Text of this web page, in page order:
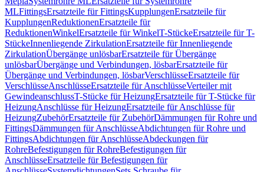
MLFittingsErsatzteile für FittingsKupplungenErsatzteile für
KupplungenReduktionenErsatzteile für
ReduktionenWinkelErsatzteile für WinkelT-StückeErsatzteile für T-
StückeInnenliegende ZirkulationErsatzteile für Innenliegende
ZirkulationÜbergänge unlösbarErsatzteile für Übergänge
unlösbarÜbergänge und Verbindungen, lösbarErsatzteile für
Übergänge und Verbindungen, lösbarVerschlüsseErsatzteile für
VerschlüsseAnschlüsseErsatzteile für AnschlüsseVerteiler mit
GewindeanschlussT-Stücke für HeizungErsatzteile für T-Stücke für
HeizungAnschlüsse für HeizungErsatzteile für Anschlüsse für
HeizungZubehörErsatzteile für ZubehörDämmungen für Rohre und
FittingsDämmungen für AnschlüsseAbdichtungen für Rohre und
FittingsAbdichtungen für AnschlüsseAbdeckungen für
RohreBefestigungen für RohreBefestigungen für
AnschlüsseErsatzteile für Befestigungen für